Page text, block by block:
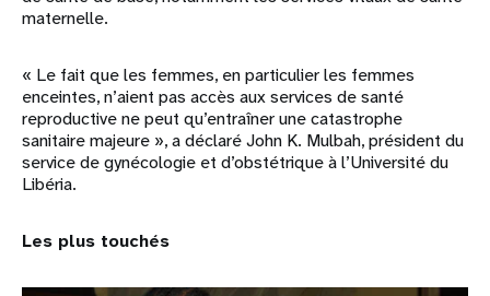
maternelle.
« Le fait que les femmes, en particulier les femmes
enceintes, n’aient pas accès aux services de santé
reproductive ne peut qu’entraîner une catastrophe
sanitaire majeure », a déclaré John K. Mulbah, président du
service de gynécologie et d’obstétrique à l’Université du
Libéria.
Les plus touchés